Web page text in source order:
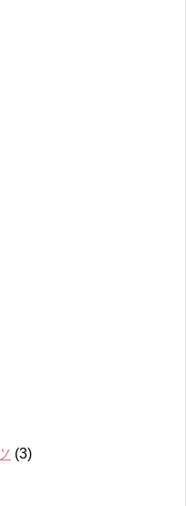
(3)